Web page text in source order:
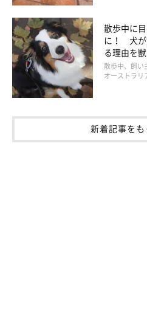
高さにスペースがあるのはOK！
超小型犬の場合は、クレート内
散歩中に
に！ 犬が
る理由を
散歩中、飼い
オーストラ
新着記事をも